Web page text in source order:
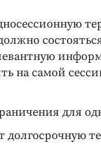
на самой
для
долгосрочную